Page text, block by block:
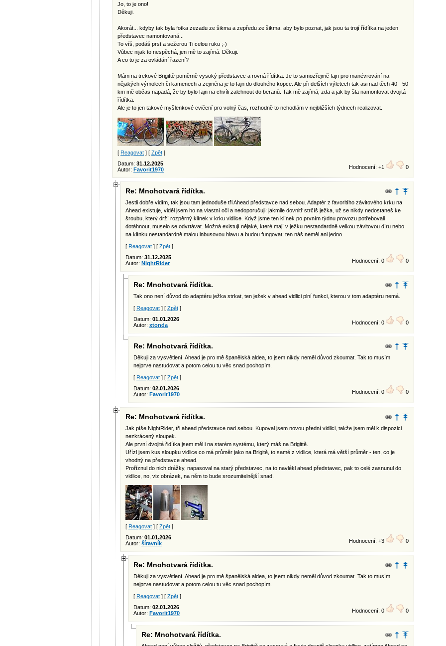
Jo, to je ono!
Děkuji.
Akorát... kdyby tak byla fotka zezadu ze šikma a zepředu ze šikma, aby bylo poznat, jak jsou ta trojí řídítka na jeden
představec namontovaná...
To víš, podáš prst a sežerou Ti celou ruku ;-)
Vůbec nijak to nespěchá, jen mě to zajímá. Děkuji.
A co to je za ovládání řazení?
Mám na trekové Brigittě poměrně vysoký představec a rovná řídítka. Je to samozřejmě fajn pro manévrování na
nějakých výmolech či kamenech a zejména je to fajn do dlouhého kopce. Ale při delších výletech tak asi nad těch 40 - 50
km mě občas napadá, že by bylo fajn na chvíli zalehnout do beranů. Tak mě zajímá, zda a jak by šla namontovat dvojitá
řídítka.
Ale je to jen takové myšlenkové cvičení pro volný čas, rozhodně to nehodlám v nejbližších týdnech realizovat.
[ Reagovat ] [ Zpět ]
Datum: 31.12.2025
Autor: Favorit1970 Hodnocení: +1 0
Re: Mnohotvará řídítka.
Jestli dobře vidím, tak jsou tam jednoduše tři Ahead představce nad sebou. Adaptér z favoritího závitového krku na
Ahead existuje, viděl jsem ho na vlastní oči a nedoporučuji: jakmile dovnitř strčíš ježka, už se nikdy nedostaneš ke
šroubu, který drží rozpěrný klínek v krku vidlice. Když jsme ten klínek po prvním týdnu provozu potřebovali
dotáhnout, muselo se odvrtávat. Možná existují nějaké, které mají v ježku nestandardně velkou závitovou díru nebo
na klínku nestandardně malou inbusovou hlavu a budou fungovat; ten náš neměl ani jedno.
[ Reagovat ] [ Zpět ]
Datum: 31.12.2025
Autor: NightRider Hodnocení: 0 0
Re: Mnohotvará řídítka.
Tak ono není důvod do adaptéru ježka strkat, ten ježek v ahead vidlici plní funkci, kterou v tom adaptéru nemá.
[ Reagovat ] [ Zpět ]
Datum: 01.01.2026
Autor: xtonda Hodnocení: 0 0
Re: Mnohotvará řídítka.
Děkuji za vysvětlení. Ahead je pro mě španělská aldea, to jsem nikdy neměl důvod zkoumat. Tak to musím
nejprve nastudovat a potom celou tu věc snad pochopím.
[ Reagovat ] [ Zpět ]
Datum: 02.01.2026
Autor: Favorit1970 Hodnocení: 0 0
Re: Mnohotvará řídítka.
Jak píše NightRider, tři ahead představce nad sebou. Kupoval jsem novou přední vidlici, takže jsem měl k dispozici
nezkrácený sloupek..
Ale první dvojitá řidítka jsem měl i na starém systému, který máš na Brigittě.
Uřízl jsem kus sloupku vidlice co má průměr jako na Brigitě, to samé z vidlice, která má větší průměr - ten, co je
vhodný na představce ahead.
Proříznul do nich drážky, napasoval na starý představec, na to navlékl ahead představec, pak to celé zasnunul do
vidlice, no, viz obrázek, na něm to bude srozumitelnější snad.
[ Reagovat ] [ Zpět ]
Datum: 01.01.2026
Autor: šíravník Hodnocení: +3 0
Re: Mnohotvará řídítka.
Děkuji za vysvětlení. Ahead je pro mě španělská aldea, to jsem nikdy neměl důvod zkoumat. Tak to musím
nejprve nastudovat a potom celou tu věc snad pochopím.
[ Reagovat ] [ Zpět ]
Datum: 02.01.2026
Autor: Favorit1970 Hodnocení: 0 0
Re: Mnohotvará řídítka.